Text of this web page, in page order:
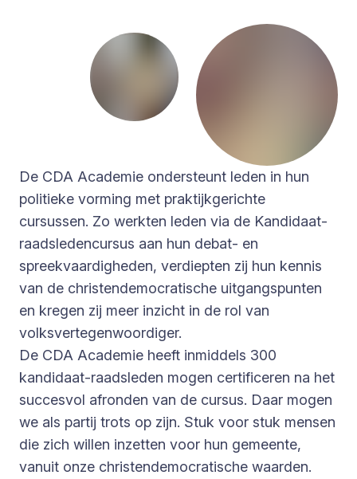
De CDA Academie ondersteunt leden in hun
politieke vorming met praktijkgerichte
cursussen. Zo werkten leden via de Kandidaat-
raadsledencursus aan hun debat- en
spreekvaardigheden, verdiepten zij hun kennis
van de christendemocratische uitgangspunten
en kregen zij meer inzicht in de rol van
volksvertegenwoordiger.
De CDA Academie heeft inmiddels 300
kandidaat-raadsleden mogen certificeren na het
succesvol afronden van de cursus. Daar mogen
we als partij trots op zijn. Stuk voor stuk mensen
die zich willen inzetten voor hun gemeente,
vanuit onze christendemocratische waarden.